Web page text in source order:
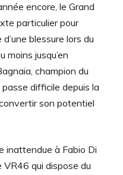
encore, le Grand
particulier pour
blessure lors du
jusqu’en
champion du
difficile depuis la
son potentiel
inattendue à Fabio Di
VR46 qui dispose du